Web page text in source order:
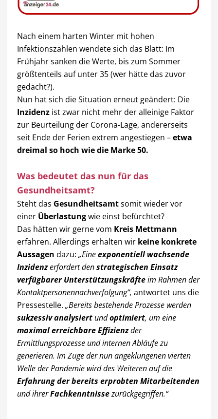
Nach einem harten Winter mit hohen
Infektionszahlen wendete sich das Blatt: Im
Frühjahr sanken die Werte, bis zum Sommer
größtenteils auf unter 35 (wer hätte das zuvor
gedacht?).
Nun hat sich die Situation erneut geändert: Die
Inzidenz ist zwar nicht mehr der alleinige Faktor
zur Beurteilung der Corona-Lage, andererseits
seit Ende der Ferien extrem angestiegen –etwa
dreimal so hoch wie die Marke 50.
Was bedeutet das nun für das
Gesundheitsamt?
Steht das Gesundheitsamtsomit wieder vor
einer Überlastungwie einst befürchtet?
Das hätten wir gerne vom Kreis Mettmann
erfahren. Allerdings erhalten wir keine konkrete
Aussagen dazu:„Eineexponentiell wachsende
Inzidenzerfordert denstrategischen Einsatz
verfügbarer Unterstützungskräfteim Rahmen der
Kontaktpersonennachverfolgung“, antwortet uns die
Pressestelle.„Bereits bestehende Prozesse werden
sukzessiv analysiert undoptimiert, um eine
maximal erreichbare Effizienzder
Ermittlungsprozesse und internen Abläufe zu
generieren. Im Zuge der nun angeklungenen vierten
Welle der Pandemie wird des Weiteren auf die
Erfahrung der bereits erprobten Mitarbeitenden
und ihrerFachkenntnissezurückgegriffen.“